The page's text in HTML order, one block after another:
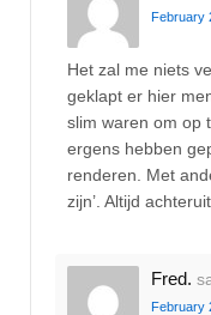
February
Het zal me niets
geklapt er hier
slim waren om op
ergens hebben
renderen. Met
zijn’. Altijd
Fred.
February